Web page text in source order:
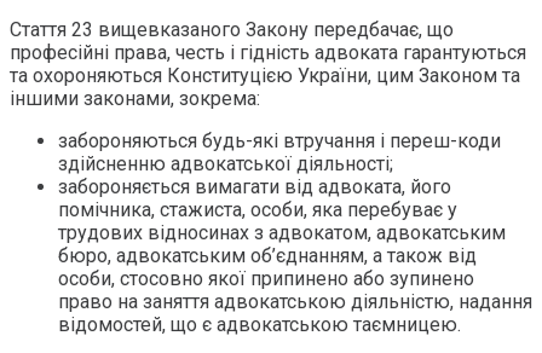
Стаття 23 вищевказаного Закону передбачає, що
професійні права, честь і гідність адвоката гарантуються
та охороняються Конституцією України, цим Законом та
іншими законами, зокрема:
забороняються будь-які втручання і переш-коди
здійсненню адвокатської діяльності;
забороняється вимагати від адвоката, його
помічника, стажиста, особи, яка перебуває у
трудових відносинах з адвокатом, адвокатським
бюро, адвокатським об’єднанням, а також від
особи, стосовно якої припинено або зупинено
право на заняття адвокатською діяльністю, надання
відомостей, що є адвокатською таємницею.